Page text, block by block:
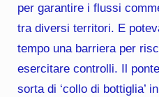
per garantire i flussi
tra diversi territori. E
tempo una barriera per
esercitare controlli. Il
sorta di ‘collo di bottiglia’